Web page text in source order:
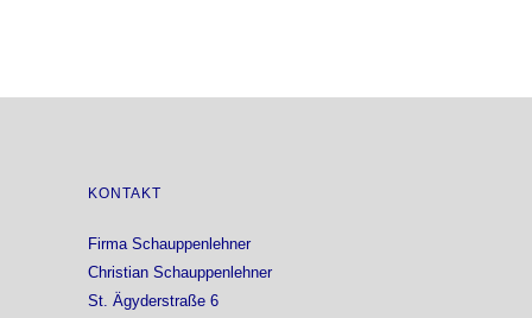
KONTAKT
Firma Schauppenlehner
Christian Schauppenlehner
St. Ägyderstraße 6